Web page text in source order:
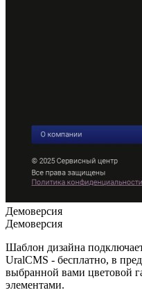
Демоверсия
Демоверсия
Шаблон дизайна
UralCMS - бесплатно, в
выбранной вами цветовой
элементами.